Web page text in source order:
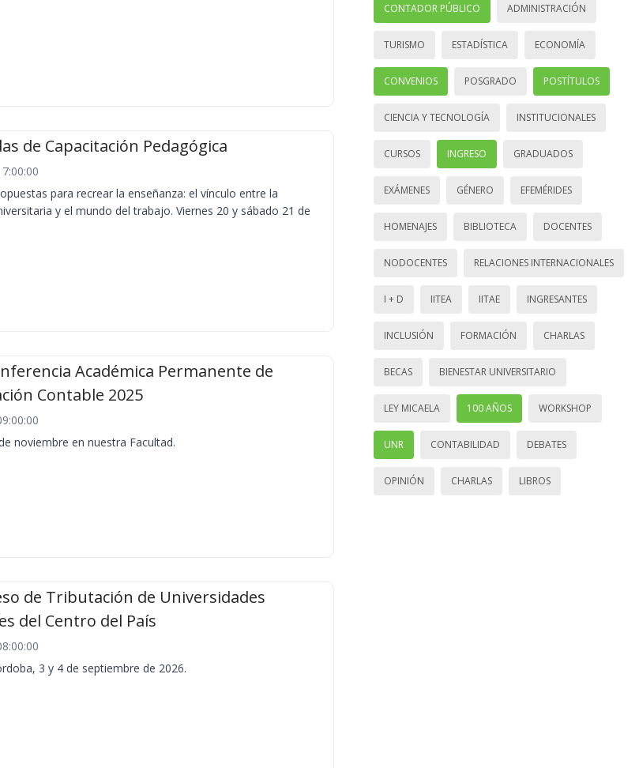
de Capacitación Pedagógica
para recrear la enseñanza: el vínculo entre la
y el mundo del trabajo. Viernes 20 y sábado 21 de
Académica Permanente de
Contable 2025
noviembre en nuestra Facultad.
de Tributación de Universidades
del Centro del País
3 y 4 de septiembre de 2026.
CONTADOR PÚBLICO ADMINISTRACIÓN
TURISMO ESTADÍSTICA ECONOMÍA
CONVENIOS POSGRADO POSTÍTULOS
CIENCIA Y TECNOLOGÍA INSTITUCIONALES
CURSOS INGRESO GRADUADOS
EXÁMENES GÉNERO EFEMÉRIDES
HOMENAJES BIBLIOTECA DOCENTES
NODOCENTES RELACIONES INTERNACIONALES
I + D IITEA IITAE INGRESANTES
INCLUSIÓN FORMACIÓN CHARLAS
BECAS BIENESTAR UNIVERSITARIO
LEY MICAELA 100 AÑOS WORKSHOP
UNR CONTABILIDAD DEBATES
OPINIÓN CHARLAS LIBROS